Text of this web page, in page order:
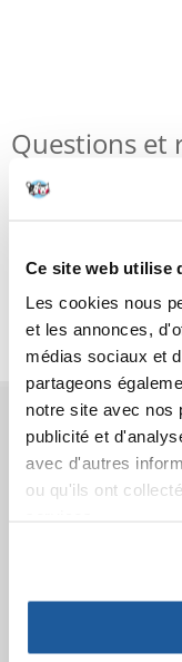
Ce site web utilise
Les cookies nous
et les annonces,
médias sociaux et
partageons
notre site avec nos
publicité et
avec d'autres
ou qu'ils ont
Questions et
Critiques
Photos supplémentaires
AVANT L'ACHAT
COMMANDES
APPRENEZ À NOUS